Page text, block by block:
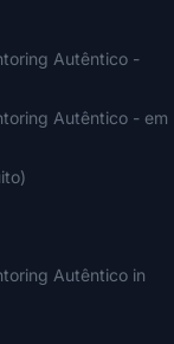
Autêntico -
Autêntico - em
Autêntico in